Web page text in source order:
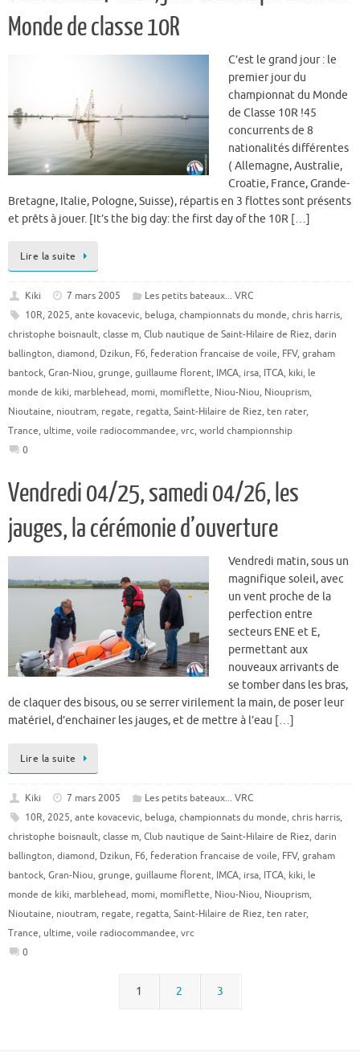
Monde de classe 10R
C’est le grand jour : le
premier jour du
championnat du Monde
de Classe 10R !45
concurrents de 8
nationalités différentes
( Allemagne, Australie,
Croatie, France, Grande-
Bretagne, Italie, Pologne, Suisse), répartis en 3 flottes sont présents
et prêts à jouer. [It’s the big day: the first day of the 10R […]
Lire la suite
Kiki 7 mars 2005
Les petits bateaux... VRC
10R, 2025, ante kovacevic, beluga, championnats du monde, chris harris,
christophe boisnault, classe m, Club nautique de Saint-Hilaire de Riez, darin
ballington, diamond, Dzikun, F6, federation francaise de voile, FFV, graham
bantock, Gran-Niou, grunge, guillaume florent, IMCA, irsa, ITCA, kiki, le
monde de kiki, marblehead, momi, momiflette, Niou-Niou, Niouprism,
Nioutaine, nioutram, regate, regatta, Saint-Hilaire de Riez, ten rater,
Trance, ultime, voile radiocommandee, vrc, world championnship
0
Vendredi 04/25, samedi 04/26, les
jauges, la cérémonie d’ouverture
Vendredi matin, sous un
magnifique soleil, avec
un vent proche de la
perfection entre
secteurs ENE et E,
permettant aux
nouveaux arrivants de
se tomber dans les bras,
de claquer des bisous, ou se serrer virilement la main, de poser leur
matériel, d’enchainer les jauges, et de mettre à l’eau […]
Lire la suite
Kiki 7 mars 2005
Les petits bateaux... VRC
10R, 2025, ante kovacevic, beluga, championnats du monde, chris harris,
christophe boisnault, classe m, Club nautique de Saint-Hilaire de Riez, darin
ballington, diamond, Dzikun, F6, federation francaise de voile, FFV, graham
bantock, Gran-Niou, grunge, guillaume florent, IMCA, irsa, ITCA, kiki, le
monde de kiki, marblehead, momi, momiflette, Niou-Niou, Niouprism,
Nioutaine, nioutram, regate, regatta, Saint-Hilaire de Riez, ten rater,
Trance, ultime, voile radiocommandee, vrc
0
1 2 3